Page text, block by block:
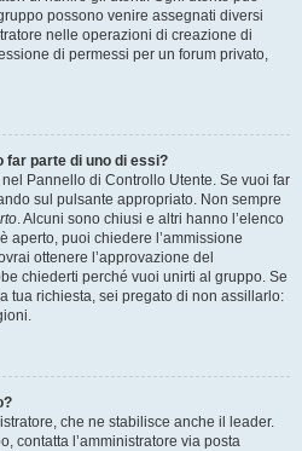
possono venire assegnati diversi
nelle operazioni di creazione di
di permessi per un forum privato,
far parte di uno di essi?
nel Pannello di Controllo Utente. Se vuoi far
sul pulsante appropriato. Non sempre
. Alcuni sono chiusi e altri hanno l’elenco
aperto, puoi chiedere l’ammissione
ottenere l’approvazione del
chiederti perché vuoi unirti al gruppo. Se
tua richiesta, sei pregato di non assillarlo:
che ne stabilisce anche il leader.
contatta l’amministratore via posta